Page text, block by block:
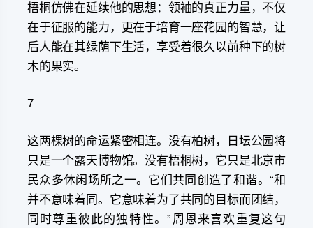
梧桐仿佛在延续他的思想：领袖的真正力量，不仅
在于征服的能力，更在于培育一座花园的智慧，让
后人能在其绿荫下生活，享受着很久以前种下的树
木的果实。
7
这两棵树的命运紧密相连。没有柏树，日坛公园将
只是一个露天博物馆。没有梧桐树，它只是北京市
民众多休闲场所之一。它们共同创造了和谐。“和
并不意味着同。它意味着为了共同的目标而团结，
同时尊重彼此的独特性。”周恩来喜欢重复这句